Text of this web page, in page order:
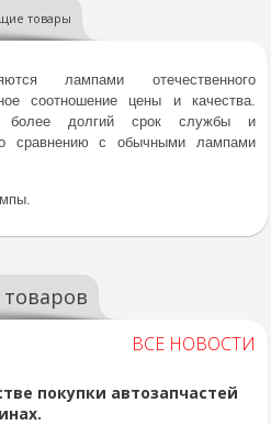
товары
лампами отечественного
соотношение цены и качества.
более долгий срок службы и
сравнению с обычными лампами
ВСЕ НОВОСТИ
покупки автозапчастей